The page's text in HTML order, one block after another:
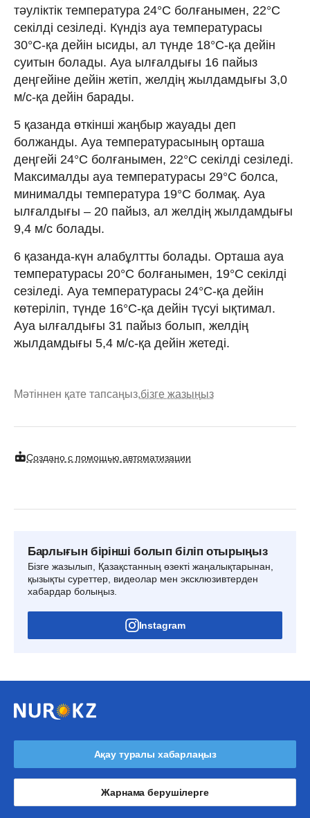
тәуліктік температура 24°C болғанымен, 22°C
секілді сезіледі. Күндіз ауа температурасы
30°C-қа дейін ысиды, ал түнде 18°C-қа дейін
суитын болады. Ауа ылғалдығы 16 пайыз
деңгейіне дейін жетіп, желдің жылдамдығы 3,0
м/с-қа дейін барады.
5 қазанда өткінші жаңбыр жауады деп
болжанды. Ауа температурасының орташа
деңгейі 24°C болғанымен, 22°C секілді сезіледі.
Максималды ауа температурасы 29°C болса,
минималды температура 19°C болмақ. Ауа
ылғалдығы – 20 пайыз, ал желдің жылдамдығы
9,4 м/с болады.
6 қазанда-күн алабұлтты болады. Орташа ауа
температурасы 20°C болғанымен, 19°C секілді
сезіледі. Ауа температурасы 24°C-қа дейін
көтеріліп, түнде 16°C-қа дейін түсуі ықтимал.
Ауа ылғалдығы 31 пайыз болып, желдің
жылдамдығы 5,4 м/с-қа дейін жетеді.
Мәтіннен қате тапсаңыз,бізге жазыңыз
Создано с помощью автоматизации
Барлығын бірінші болып біліп отырыңыз
Бізге жазылып, Қазақстанның өзекті жаңалықтарынан,
қызықты суреттер, видеолар мен эксклюзивтерден
хабардар болыңыз.
Instagram
Ақау туралы хабарлаңыз
Жарнама берушілерге